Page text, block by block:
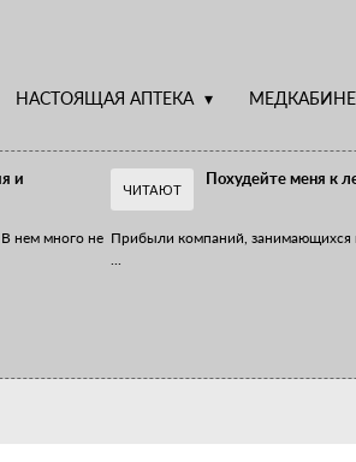
НАСТОЯЩАЯ АПТЕКА
и
нем много не
ЧИТАЮТ
Похудейте меня к
Прибыли компаний, занимающихся